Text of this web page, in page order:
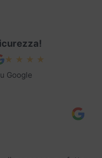
Google